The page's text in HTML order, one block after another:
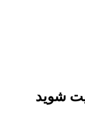
شوید